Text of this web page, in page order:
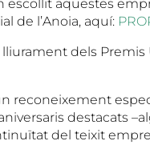
escollit aquestes
de l’Anoia, aquí:
lliurament dels
reconeixement
destacats
del teixit